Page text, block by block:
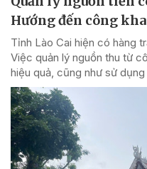
Hướng đến công
Tỉnh Lào Cai hiện có hàng
Việc quản lý nguồn thu từ
hiệu quả, cũng như sử